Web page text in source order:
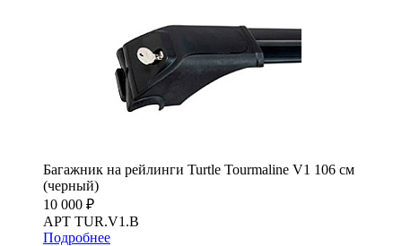
Багажник на рейлинги Turtle Tourmaline V1 106 см
(черный)
10 000 ₽
АРТ TUR.V1.B
Подробнее